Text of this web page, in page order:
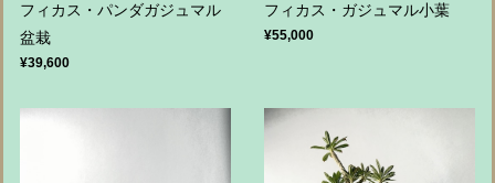
フィカス・パンダガジュマル
盆栽
¥39,600
フィカス・ガジュマル小葉
¥55,000